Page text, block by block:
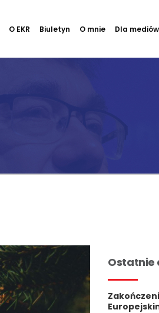
O EKR Biuletyn O mnie Dla mediów
Ostatnie